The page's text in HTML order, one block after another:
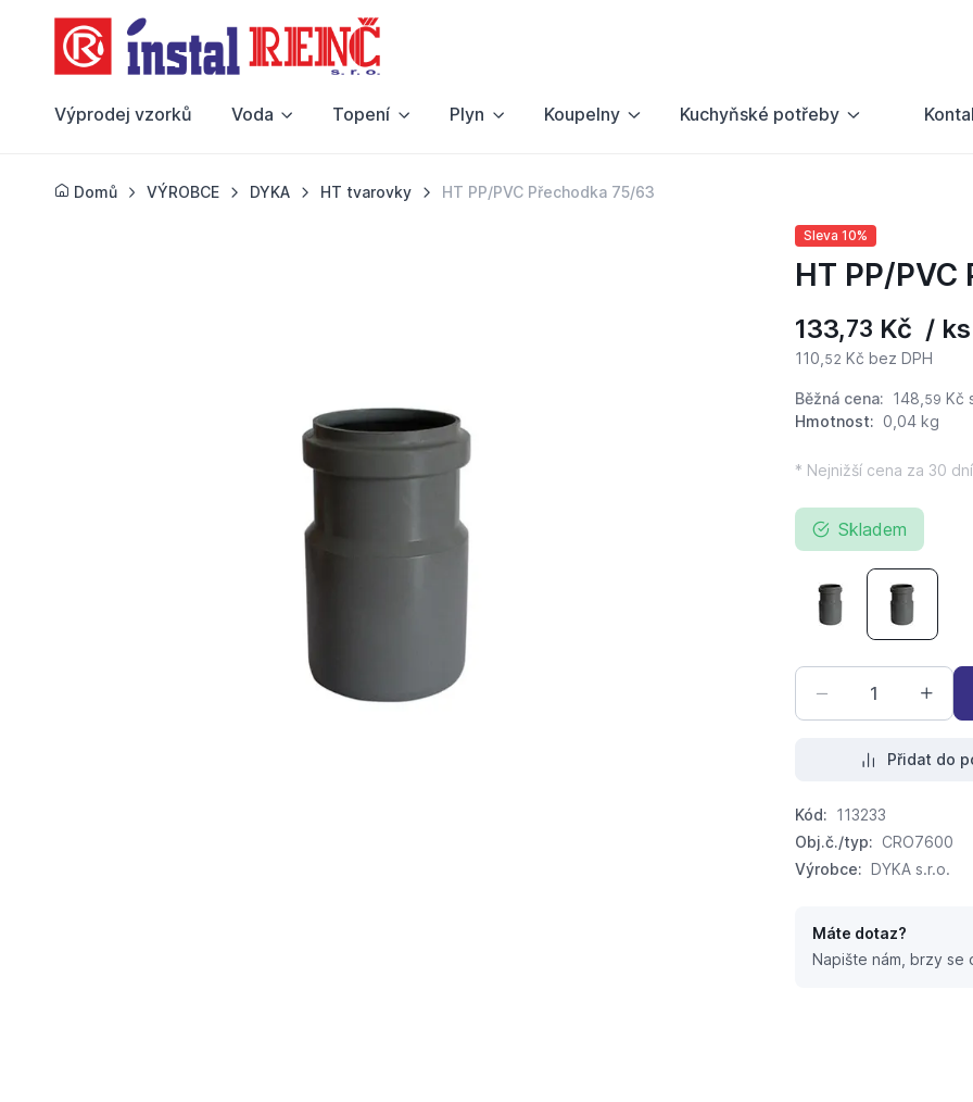
Výprodej vzorků Voda Topení Plyn Koupelny Kuchyňské potřeby
Domů VÝROBCE DYKA HT tvarovky HT PP/PVC Přechodka 75/63
Sleva 10%
HT PP/
133,73 Kč / ks
110, 52 Kč bez DPH
Běžná cena: 148, 59 Kč
Hmotnost: 0,04 kg
* Nejnižší cena za 30 dní
Skladem
HT PP/PVC
Přidat do
Kód: 113233
Obj.č./typ: CRO7600
Výrobce: DYKA s.r.o.
Máte dotaz?
Napište nám, brzy se